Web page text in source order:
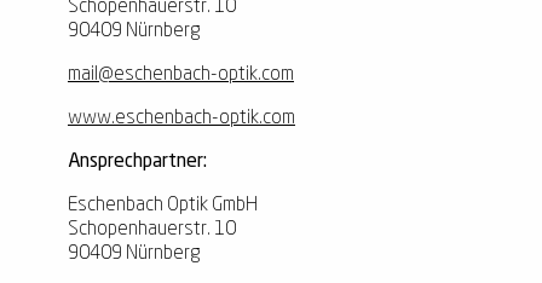
Schopenhauerstr. 10
90409 Nürnberg
mail@eschenbach-optik.com
www.eschenbach-optik.com
Ansprechpartner:
Eschenbach Optik GmbH
Schopenhauerstr. 10
90409 Nürnberg